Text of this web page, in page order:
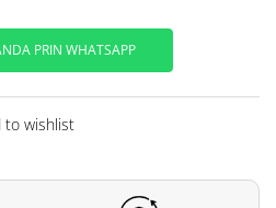
PRIN WHATSAPP
wishlist